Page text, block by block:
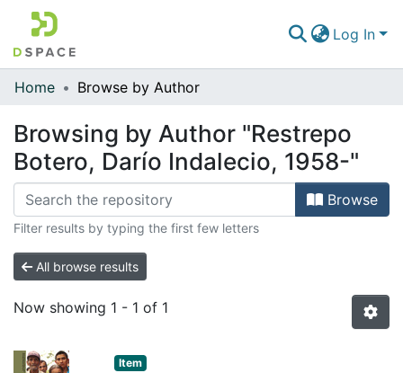
Log In
Communities & Collections
All of DSpace
Home Browse by Author
Browsing by Author "Restrepo
Botero, Darío Indalecio, 1958-"
Browse
Filter results by typing the first few letters
All browse results
Now showing 1 - 1 of 1
Item